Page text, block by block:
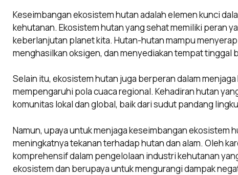
Keseimbangan ekosistem hutan adalah elemen kunci
kehutanan. Ekosistem hutan yang sehat memiliki peran
keberlanjutan planet kita. Hutan-hutan mampu
menghasilkan oksigen, dan menyediakan tempat tinggal
Selain itu, ekosistem hutan juga berperan dalam
mempengaruhi pola cuaca regional. Kehadiran hutan
komunitas lokal dan global, baik dari sudut pandang
Namun, upaya untuk menjaga keseimbangan ekosistem
meningkatnya tekanan terhadap hutan dan alam. Oleh
komprehensif dalam pengelolaan industri kehutanan
ekosistem dan berupaya untuk mengurangi dampak